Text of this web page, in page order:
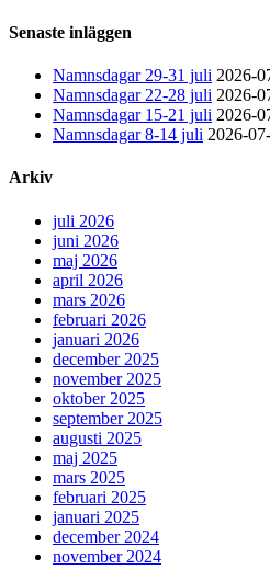
Senaste inläggen
Namnsdagar 29-31 juli 2026-
Namnsdagar 22-28 juli 2026-
Namnsdagar 15-21 juli 2026-
Namnsdagar 8-14 juli 2026-
Arkiv
juli 2026
juni 2026
maj 2026
april 2026
mars 2026
februari 2026
januari 2026
december 2025
november 2025
oktober 2025
september 2025
augusti 2025
maj 2025
mars 2025
februari 2025
januari 2025
december 2024
november 2024